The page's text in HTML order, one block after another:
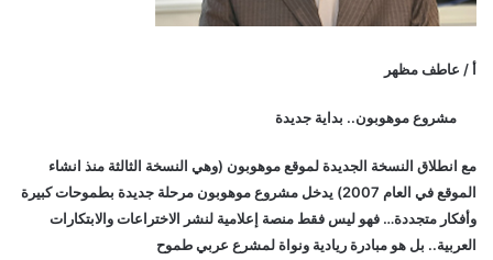
أ / عاطف مظهر
مشروع موهوبون.. بداية جديدة
مع انطلاق النسخة الجديدة لموقع موهوبون (وهي النسخة الثالثة منذ انشاء
الموقع في العام 2007) يدخل مشروع موهوبون مرحلة جديدة بطموحات كبيرة
وأفكار متجددة… فهو ليس فقط منصة إعلامية لنشر الاختراعات والابتكارات
العربية.. بل هو مبادرة ريادية ونواة لمشرع عربي طموح